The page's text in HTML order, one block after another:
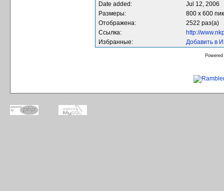
Date added:
Jul 12, 2006
Размеры:
800 x 600
Отображена:
2522 раз(а)
Ссылка:
http://
Избранные:
Добавить в